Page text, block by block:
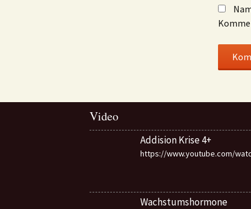
Video
Addision Krise 4+
https://www.youtube.com/
Wachstumshormone